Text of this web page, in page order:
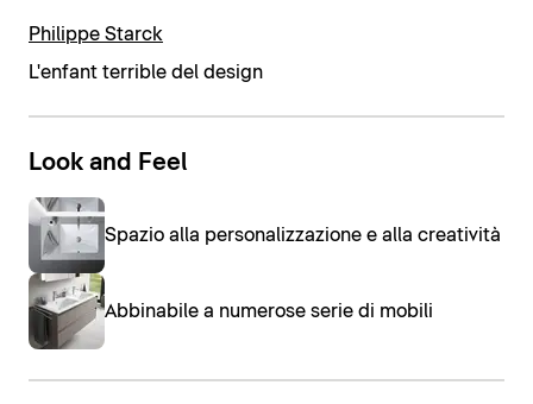
Philippe Starck
L'enfant terrible del design
Look and Feel
Spazio alla personalizzazione e alla creatività
Abbinabile a numerose serie di mobili